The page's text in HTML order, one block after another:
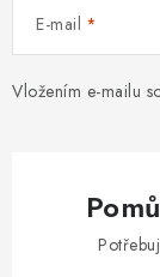
E-mail
Vložením e-mailu